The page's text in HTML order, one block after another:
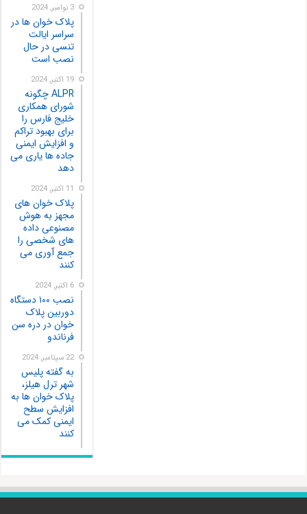
3 نوامبر, 2024
پلاک خوان ها در
سراسر ایالت
تنسی در حال
نصب است
19 اکتبر, 2024
ALPR چگونه
شورای همکاری
خلیج فارس را
برای بهبود تراکم
و افزایش ایمنی
جاده ها یاری می
دهد
11 اکتبر, 2024
پلاک خوان های
مجهز به هوش
مصنوعی داده
های شخصی را
جمع آوری می
کنند
6 اکتبر, 2024
نصب ۱۰۰ دستگاه
دوربین پلاک
خوان در دره سن
فرناندو
22 سپتامبر, 2024
به گفته پلیس
شهر ترل هیلز،
پلاک‌ خوان‌ ها به
افزایش سطح
ایمنی کمک می
کنند